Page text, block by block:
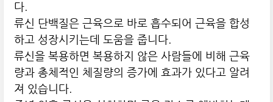
다.
류신 단백질은 근육으로 바로 흡수되어 근육을 합성
하고 성장시키는데 도움을 줍니다.
류신을 복용하면 복용하지 않은 사람들에 비해 근육
량과 총체적인 체질량의 증가에 효과가 있다고 알려
져 있습니다.